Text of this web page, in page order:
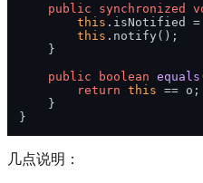
public
synchronized
this .isNotified =
this .notify();
    }
public
boolean equals
return this == o;
    }
几点说明：